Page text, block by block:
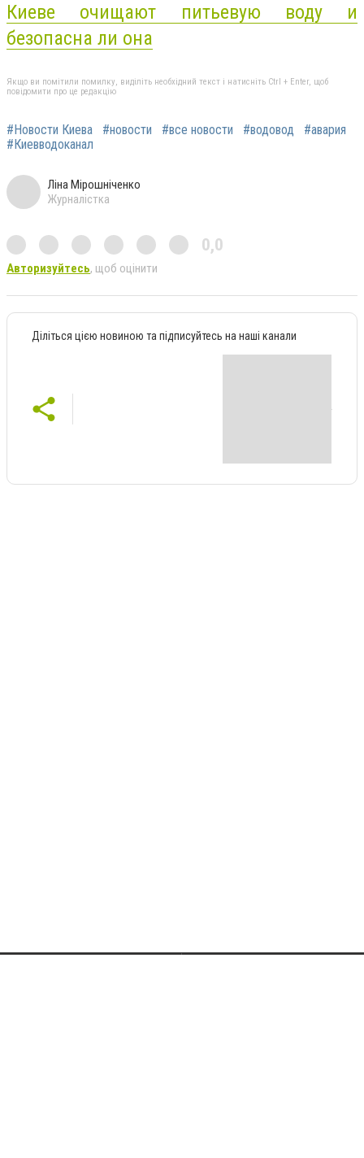
Киеве очищают питьевую воду и
безопасна ли она
Якщо ви помітили помилку, виділіть необхідний текст і натисніть Ctrl + Enter, щоб
повідомити про це редакцію
#Новости Киева #новости #все новости #водовод
#авария
#Киевводоканал
Ліна Мірошніченко
Журналістка
0,0
Авторизуйтесь, щоб оцінити
Діліться цією новиною та підписуйтесь на наші канали